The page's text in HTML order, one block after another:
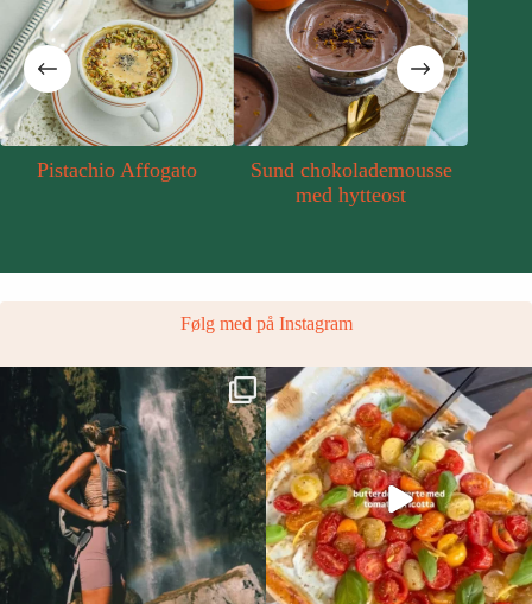
Pistachio Affogato
Sund chokolademousse
med hytteost
Følg med på Instagram